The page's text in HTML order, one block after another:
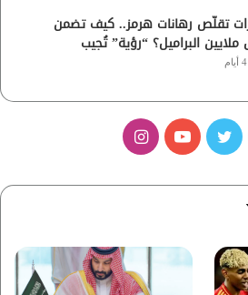
تقلّص رهانات هرمز.. كيف تضمن
البراميل؟ “رؤية” تُجيب
ي
ت
ق